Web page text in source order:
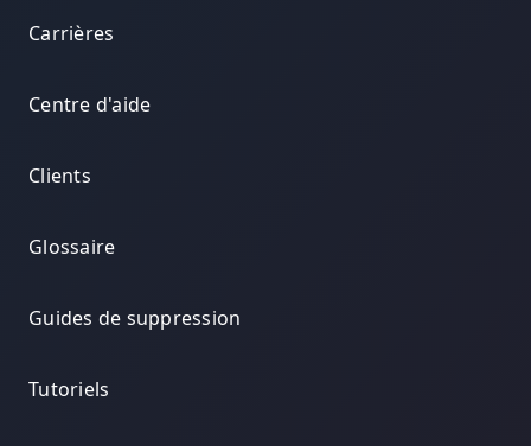
Carrières
Centre d'aide
Clients
Glossaire
Guides de suppression
Tutoriels